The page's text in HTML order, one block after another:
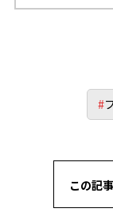
#
この記